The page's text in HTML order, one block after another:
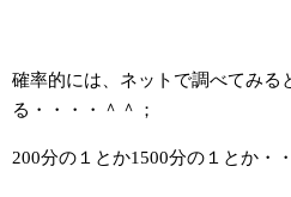
確率的には、ネットで調べてみる
る・・・・＾＾；
200分の１とか1500分の１とか・